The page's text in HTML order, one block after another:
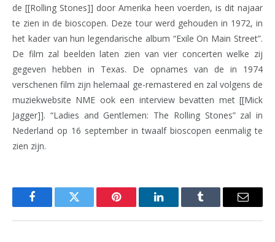
de [[Rolling Stones]] door Amerika heen voerden, is dit najaar
te zien in de bioscopen. Deze tour werd gehouden in 1972, in
het kader van hun legendarische album “Exile On Main Street”.
De film zal beelden laten zien van vier concerten welke zij
gegeven hebben in Texas. De opnames van de in 1974
verschenen film zijn helemaal ge-remastered en zal volgens de
muziekwebsite NME ook een interview bevatten met [[Mick
Jagger]]. “Ladies and Gentlemen: The Rolling Stones” zal in
Nederland op 16 september in twaalf bioscopen eenmalig te
zien zijn.
FacebookTwitter Pinterest LinkedInTumblr Email